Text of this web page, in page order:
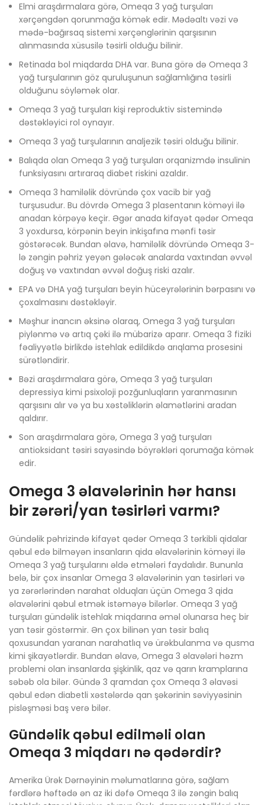
Elmi araşdırmalara görə, Omeqa 3 yağ turşuları
xərçəngdən qorunmağa kömək edir. Mədəaltı vəzi və
mədə-bağırsaq sistemi xərçənglərinin qarşısının
alınmasında xüsusilə təsirli olduğu bilinir.
Retinada bol miqdarda DHA var. Buna görə də Omeqa 3
yağ turşularının göz quruluşunun sağlamlığına təsirli
olduğunu söyləmək olar.
Omeqa 3 yağ turşuları kişi reproduktiv sistemində
dəstəkləyici rol oynayır.
Omeqa 3 yağ turşularının analjezik təsiri olduğu bilinir.
Balıqda olan Omeqa 3 yağ turşuları orqanizmdə insulinin
funksiyasını artıraraq diabet riskini azaldır.
Omeqa 3 hamiləlik dövründə çox vacib bir yağ
turşusudur. Bu dövrdə Omega 3 plasentanın köməyi ilə
anadan körpəyə keçir. Əgər anada kifayət qədər Omeqa
3 yoxdursa, körpənin beyin inkişafına mənfi təsir
göstərəcək. Bundan əlavə, hamiləlik dövründə Omeqa 3-
lə zəngin pəhriz yeyən gələcək analarda vaxtından əvvəl
doğuş və vaxtından əvvəl doğuş riski azalır.
EPA və DHA yağ turşuları beyin hüceyrələrinin bərpasını və
çoxalmasını dəstəkləyir.
Məşhur inancın əksinə olaraq, Omega 3 yağ turşuları
piylənmə və artıq çəki ilə mübarizə aparır. Omeqa 3 fiziki
fəaliyyətlə birlikdə istehlak edildikdə arıqlama prosesini
sürətləndirir.
Bəzi araşdırmalara görə, Omeqa 3 yağ turşuları
depressiya kimi psixoloji pozğunluqların yaranmasının
qarşısını alır və ya bu xəstəliklərin əlamətlərini aradan
qaldırır.
Son araşdırmalara görə, Omega 3 yağ turşuları
antioksidant təsiri sayəsində böyrəkləri qorumağa kömək
edir.
Omega 3 əlavələrinin hər hansı
bir zərəri/yan təsirləri varmı?
Gündəlik pəhrizində kifayət qədər Omeqa 3 tərkibli qidalar
qəbul edə bilməyən insanların qida əlavələrinin köməyi ilə
Omeqa 3 yağ turşularını əldə etmələri faydalıdır. Bununla
belə, bir çox insanlar Omega 3 əlavələrinin yan təsirləri və
ya zərərlərindən narahat olduqları üçün Omega 3 qida
əlavələrini qəbul etmək istəməyə bilərlər. Omeqa 3 yağ
turşuları gündəlik istehlak miqdarına əməl olunarsa heç bir
yan təsir göstərmir. Ən çox bilinən yan təsir balıq
qoxusundan yaranan narahatlıq və ürəkbulanma və qusma
kimi şikayətlərdir. Bundan əlavə, Omega 3 əlavələri həzm
problemi olan insanlarda şişkinlik, qaz və qarın kramplarına
səbəb ola bilər. Gündə 3 qramdan çox Omeqa 3 əlavəsi
qəbul edən diabetli xəstələrdə qan şəkərinin səviyyəsinin
pisləşməsi baş verə bilər.
Gündəlik qəbul edilməli olan
Omeqa 3 miqdarı nə qədərdir?
Amerika Ürək Dərnəyinin məlumatlarına görə, sağlam
fərdlərə həftədə ən az iki dəfə Omeqa 3 ilə zəngin balıq